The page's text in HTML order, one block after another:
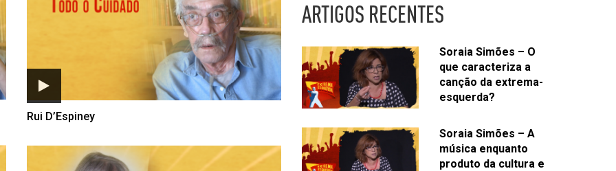
Rui D’Espiney
ARTIGOS RECENTES
Soraia Simões – O
que caracteriza a
canção da extrema-
esquerda?
Soraia Simões – A
música enquanto
produto da cultura e